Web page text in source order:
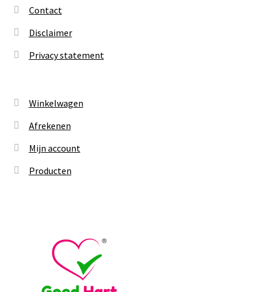
Contact
Disclaimer
Privacy statement
Winkelwagen
Afrekenen
Mijn account
Producten